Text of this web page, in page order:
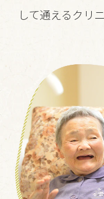
して通えるクリ